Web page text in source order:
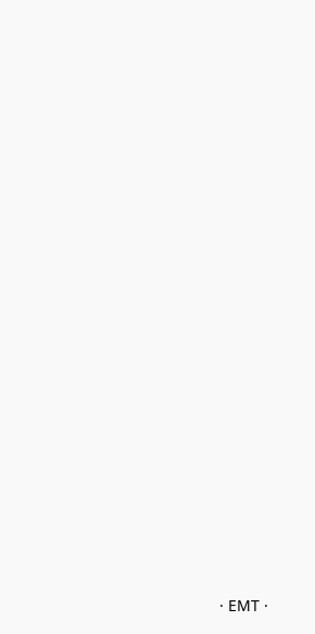
· EMT ·